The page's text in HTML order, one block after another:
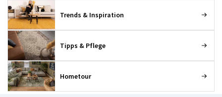
Trends & Inspiration
Tipps & Pflege
Hometour